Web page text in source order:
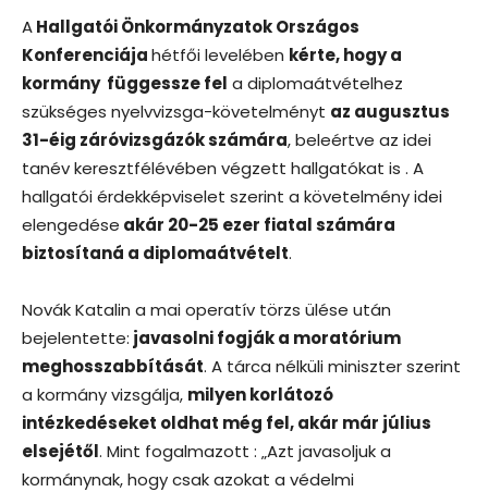
AHallgatói Önkormányzatok Országos
Konferenciájahétfői levelében kérte, hogy a
kormány függessze fel a diplomaátvételhez
szükséges nyelvvizsga-követelményt az augusztus
31-éig záróvizsgázók számára, beleértve az idei
tanév keresztfélévében végzett hallgatókat is . A
hallgatói érdekképviselet szerint a követelmény idei
elengedése akár 20-25 ezer fiatal számára
biztosítaná a diplomaátvételt.
Novák Katalin a mai operatív törzs ülése után
bejelentette: javasolni fogják a moratórium
meghosszabbítását. A tárca nélküli miniszter szerint
a kormány vizsgálja, milyen korlátozó
intézkedéseket oldhat még fel, akár már július
elsejétől. Mint fogalmazott : „Azt javasoljuk a
kormánynak, hogy csak azokat a védelmi